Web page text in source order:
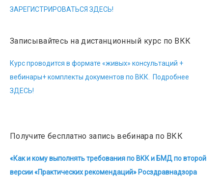
ЗАРЕГИСТРИРОВАТЬСЯ ЗДЕСЬ!
Записывайтесь на дистанционный курс по ВКК
Курс проводится в формате «живых» консультаций +
вебинары+ комплекты документов по ВКК. Подробнее
ЗДЕСЬ!
Получите бесплатно запись вебинара по ВКК
«Как и кому выполнять требования по ВКК и БМД по второй
версии «Практических рекомендаций» Росздравнадзора